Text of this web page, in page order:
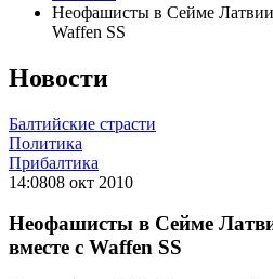
Неофашисты в Сейме
Waffen SS
Новости
Балтийские страсти
Политика
Прибалтика
14:0808 окт 2010
Неофашисты в Сейме
вместе с Waffen SS